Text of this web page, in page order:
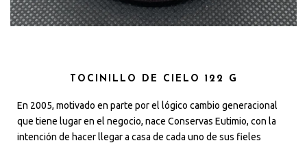
TOCINILLO DE CIELO 122 G
En 2005, motivado en parte por el lógico cambio generacional
que tiene lugar en el negocio, nace Conservas Eutimio, con la
intención de hacer llegar a casa de cada uno de sus fieles